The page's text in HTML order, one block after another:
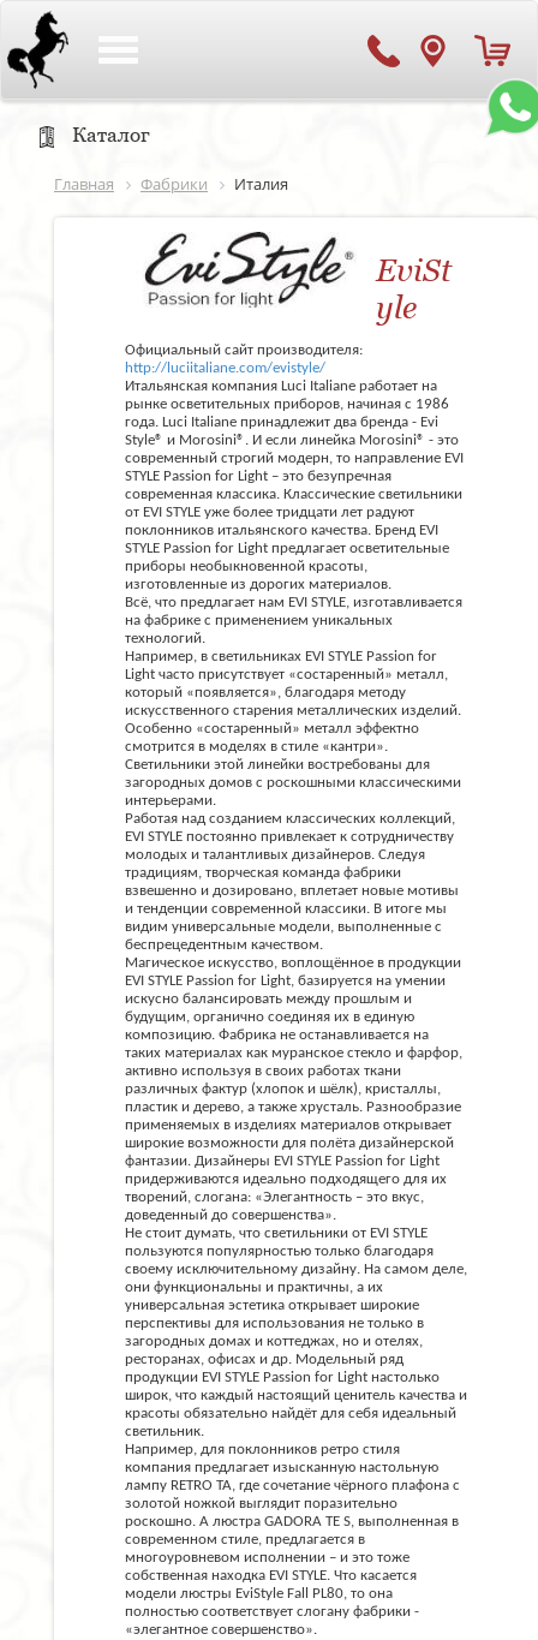
Каталог
Главная Фабрики Италия
EviSt
yle
Официальный сайт производителя:
http://luciitaliane.com/evistyle/
Итальянская компания Luci Italiane работает на
рынке осветительных приборов, начиная с 1986
года. Luci Italiane принадлежит два бренда - Evi
Style® и Morosini®. И если линейка Morosini® - это
современный строгий модерн, то направление EVI
STYLE Passion for Light – это безупречная
современная классика. Классические светильники
от EVI STYLE уже более тридцати лет радуют
поклонников итальянского качества. Бренд EVI
STYLE Passion for Light предлагает осветительные
приборы необыкновенной красоты,
изготовленные из дорогих материалов.
Всё, что предлагает нам EVI STYLE, изготавливается
на фабрике с применением уникальных
технологий.
Например, в светильниках EVI STYLE Passion for
Light часто присутствует «состаренный» металл,
который «появляется», благодаря методу
искусственного старения металлических изделий.
Особенно «состаренный» металл эффектно
смотрится в моделях в стиле «кантри».
Светильники этой линейки востребованы для
загородных домов с роскошными классическими
интерьерами.
Работая над созданием классических коллекций,
EVI STYLE постоянно привлекает к сотрудничеству
молодых и талантливых дизайнеров. Следуя
традициям, творческая команда фабрики
взвешенно и дозировано, вплетает новые мотивы
и тенденции современной классики. В итоге мы
видим универсальные модели, выполненные с
беспрецедентным качеством.
Магическое искусство, воплощённое в продукции
EVI STYLE Passion for Light, базируется на умении
искусно балансировать между прошлым и
будущим, органично соединяя их в единую
композицию. Фабрика не останавливается на
таких материалах как муранское стекло и фарфор,
активно используя в своих работах ткани
различных фактур (хлопок и шёлк), кристаллы,
пластик и дерево, а также хрусталь. Разнообразие
применяемых в изделиях материалов открывает
широкие возможности для полёта дизайнерской
фантазии. Дизайнеры EVI STYLE Passion for Light
придерживаются идеально подходящего для их
творений, слогана: «Элегантность – это вкус,
доведенный до совершенства».
Не стоит думать, что светильники от EVI STYLE
пользуются популярностью только благодаря
своему исключительному дизайну. На самом деле,
они функциональны и практичны, а их
универсальная эстетика открывает широкие
перспективы для использования не только в
загородных домах и коттеджах, но и отелях,
ресторанах, офисах и др. Модельный ряд
продукции EVI STYLE Passion for Light настолько
широк, что каждый настоящий ценитель качества и
красоты обязательно найдёт для себя идеальный
светильник.
Например, для поклонников ретро стиля
компания предлагает изысканную настольную
лампу RETRO TA, где сочетание чёрного плафона с
золотой ножкой выглядит поразительно
роскошно. А люстра GADORA TE S, выполненная в
современном стиле, предлагается в
многоуровневом исполнении – и это тоже
собственная находка EVI STYLE. Что касается
модели люстры EviStyle Fall PL80, то она
полностью соответствует слогану фабрики -
«элегантное совершенство».